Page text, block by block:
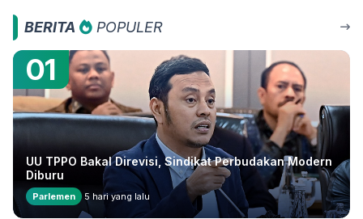
BERITA POPULER
01
UU TPPO Bakal Direvisi, Sindikat Perbudakan Modern
Diburu
Parlemen 5 hari yang lalu